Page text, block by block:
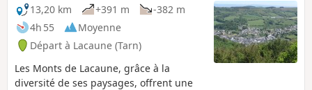
13,20 km
+391 m
-382 m
4h 55
Moyenne
Départ à Lacaune (Tarn)
Les Monts de Lacaune, grâce à la
diversité de ses paysages, offrent une